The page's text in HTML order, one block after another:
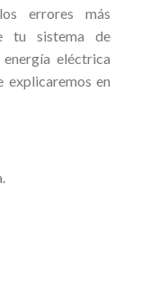
errores más
tu sistema de
eléctrica
explicaremos en